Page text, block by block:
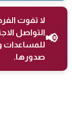
📢
لا تفوت
التواصل
للمساعدات
صدورها.